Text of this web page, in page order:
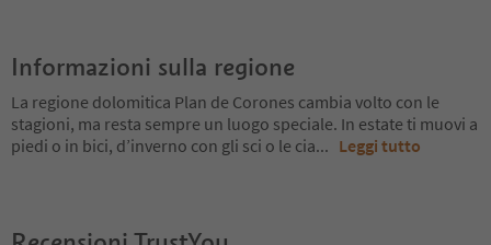
Informazioni sulla regione
La regione dolomitica Plan de Corones cambia volto con le
stagioni, ma resta sempre un luogo speciale. In estate ti muovi a
piedi o in bici, d’inverno con gli sci o le cia... Leggi tutto